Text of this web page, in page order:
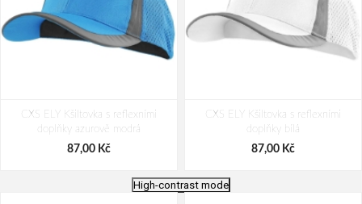
CXS ELY Kšiltovka s reflexními
doplňky azurově modrá
87,00 Kč
CXS ELY Kšiltovka s reflexními
doplňky bílá
87,00 Kč
High-contrast mode